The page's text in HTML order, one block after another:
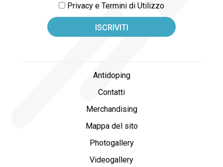
Privacy e Termini di Utilizzo
Antidoping
Contatti
Merchandising
Mappa del sito
Photogallery
Videogallery